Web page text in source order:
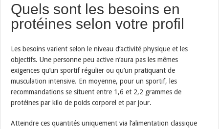
Quels sont les besoins en
protéines selon votre profil
Les besoins varient selon le niveau d’activité physique et les
objectifs. Une personne peu active n’aura pas les mêmes
exigences qu’un sportif régulier ou qu’un pratiquant de
musculation intensive. En moyenne, pour un sportif, les
recommandations se situent entre 1,6 et 2,2 grammes de
protéines par kilo de poids corporel et par jour.
Atteindre ces quantités uniquement via l’alimentation classique